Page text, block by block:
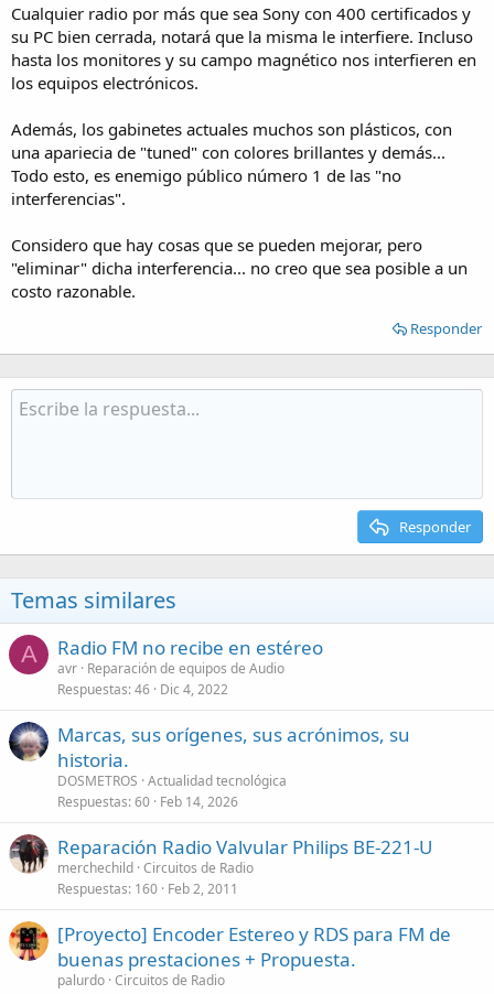
Cualquier radio por más que sea Sony con 400 certificados y
su PC bien cerrada, notará que la misma le interfiere. Incluso
hasta los monitores y su campo magnético nos interfieren en
los equipos electrónicos.
Además, los gabinetes actuales muchos son plásticos, con
una apariecia de "tuned" con colores brillantes y demás...
Todo esto, es enemigo público número 1 de las "no
interferencias".
Considero que hay cosas que se pueden mejorar, pero
"eliminar" dicha interferencia... no creo que sea posible a un
costo razonable.
Responder
Responder
Temas similares
A Radio FM no recibe en estéreo
avr Reparación de equipos de Audio
Respuestas 46 Dic 4, 2022
Marcas, sus orígenes, sus acrónimos, su
historia.
DOSMETROS Actualidad tecnológica
Respuestas 60 Feb 14, 2026
Reparación Radio Valvular Philips BE-221-U
merchechild Circuitos de Radio
Respuestas 160 Feb 2, 2011
[Proyecto] Encoder Estereo y RDS para FM de
buenas prestaciones + Propuesta.
palurdo Circuitos de Radio